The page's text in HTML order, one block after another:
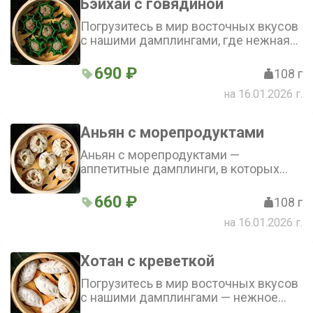
Бэйхай с говядиной
Погрузитесь в мир восточных вкусов
с нашими дамплингами, где нежная
свежим шпинатом в золотистой
пшеничной оболочке
690 ₽ 108 г
на 16.01.2026 г.
Аньян с морепродуктами
Аньян с морепродуктами —
аппетитные дамплинги, в которых
креветки и гребешка идеально
сочетается с оболочкой из рисовой
660 ₽ 108 г
на 16.01.2026 г.
Хотан с креветкой
Погрузитесь в мир восточных вкусов
с нашими дамплингами — нежное